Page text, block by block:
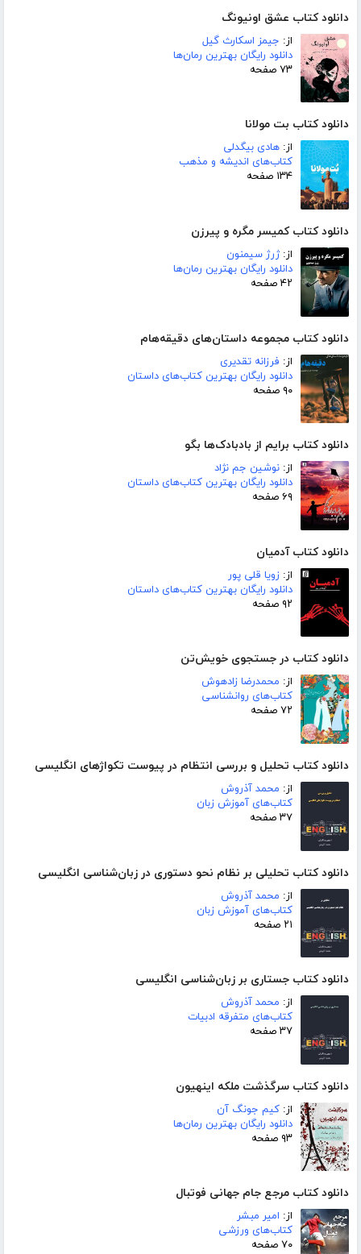
دانلود کتاب عشق اونیونگ
از: جیمز اسکارث گیل
دانلود رایگان بهترین رمان‌ها
۷۳ صفحه
دانلود کتاب بت مولانا
از: هادی بیگدلی
کتاب‌های اندیشه و مذهب
۱۳۴ صفحه
دانلود کتاب کمیسر مگره و پیرزن
از:ژرژ سیمنون
دانلود رایگان بهترین رمان‌ها
۴۲ صفحه
دانلود کتاب مجموعه داستان‌های دقیقه‌هام
از: فرزانه تقدیری
دانلود رایگان بهترین کتاب‌های داستان
۹۰ صفحه
دانلود کتاب برایم از بادبادک‌ها بگو
از: نوشین جم نژاد
دانلود رایگان بهترین کتاب‌های داستان
۶۹ صفحه
دانلود کتاب آدمیان
از: زویا قلی پور
دانلود رایگان بهترین کتاب‌های داستان
۹۲ صفحه
دانلود کتاب در جستجوی خویش‌تن
از: محمدرضا زادهوش
کتاب‌های روانشناسی
۷۲ صفحه
دانلود کتاب تحلیل و بررسی انتظام در پیوست تکواژهای انگلیسی
از: محمد آذروش
کتاب‌های آموزش زبان
۳۷ صفحه
دانلود کتاب تحلیلی بر نظام نحو دستوری در زبان‌شناسی انگلیسی
از: محمد آذروش
کتاب‌های آموزش زبان
۲۱ صفحه
دانلود کتاب جستاری بر زبان‌شناسی انگلیسی
از: محمد آذروش
کتاب‌های متفرقه ادبیات
۳۷ صفحه
دانلود کتاب سرگذشت ملکه اینهیون
از: کیم جونگ آن
دانلود رایگان بهترین رمان‌ها
۹۳ صفحه
دانلود کتاب مرجع جام جهانی فوتبال
از: امیر مبشر
کتاب‌های ورزشی
۷۰ صفحه